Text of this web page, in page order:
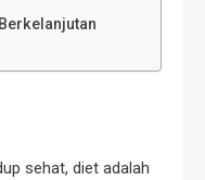
sehat, diet adalah